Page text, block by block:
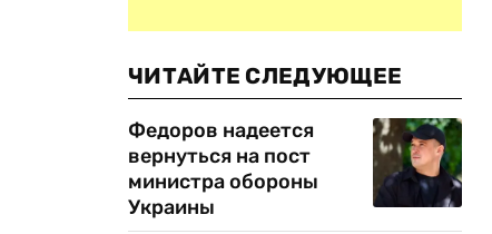
ЧИТАЙТЕ СЛЕДУЮЩЕЕ
Федоров надеется
вернуться на пост
министра обороны
Украины